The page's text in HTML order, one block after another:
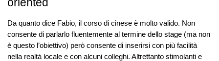
Da quanto dice Fabio, il corso di cinese è molto valido. Non
consente di parlarlo fluentemente al termine dello stage (ma non
è questo l’obiettivo) però consente di inserirsi con più facilità
nella realtà locale e con alcuni colleghi. Altrettanto stimolanti e